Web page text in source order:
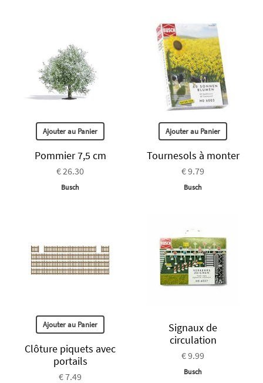
Ajouter au Panier
Pommier 7,5 cm
€ 26.30
Busch
Ajouter au Panier
Tournesols à monter
€ 9.79
Busch
Ajouter au Panier
Clôture piquets avec
portails
€ 7.49
Signaux de
circulation
€ 9.99
Busch